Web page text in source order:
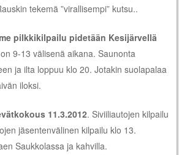
tekemä ”virallisempi” kutsu..
pilkkikilpailu pidetään Kesijärvellä
9-13 välisenä aikana. Saunonta
ja ilta loppuu klo 20. Jotakin suolapalaa
iloksi.
11.3.2012. Siviiliautojen kilpailu
jäsentenvälinen kilpailu klo 13.
Saukkolassa ja kahvilla.